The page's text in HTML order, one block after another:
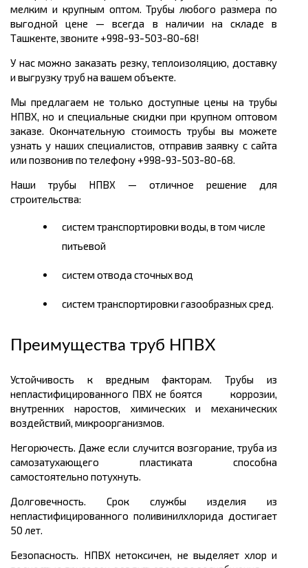
мелким и крупным оптом. Трубы любого размера по
выгодной цене — всегда в наличии на складе в
Ташкенте, звоните +998-93-503-80-68!
У нас можно заказать резку, теплоизоляцию, доставку
и выгрузку труб на вашем объекте.
Мы предлагаем не только доступные цены на трубы
НПВХ, но и специальные скидки при крупном оптовом
заказе. Окончательную стоимость трубы вы можете
узнать у наших специалистов, отправив заявку с сайта
или позвонив по телефону +998-93-503-80-68.
Наши трубы НПВХ — отличное решение для
строительства:
систем транспортировки воды, в том числе
питьевой
систем отвода сточных вод
систем транспортировки газообразных сред.
Преимущества труб НПВХ
Устойчивость к вредным факторам. Трубы из
непластифицированного ПВХ не боятся коррозии,
внутренних наростов, химических и механических
воздействий, микроорганизмов.
Негорючесть. Даже если случится возгорание, труба из
самозатухающего пластиката способна
самостоятельно потухнуть.
Долговечность. Срок службы изделия из
непластифицированного поливинилхлорида достигает
50 лет.
Безопасность. НПВХ нетоксичен, не выделяет хлор и